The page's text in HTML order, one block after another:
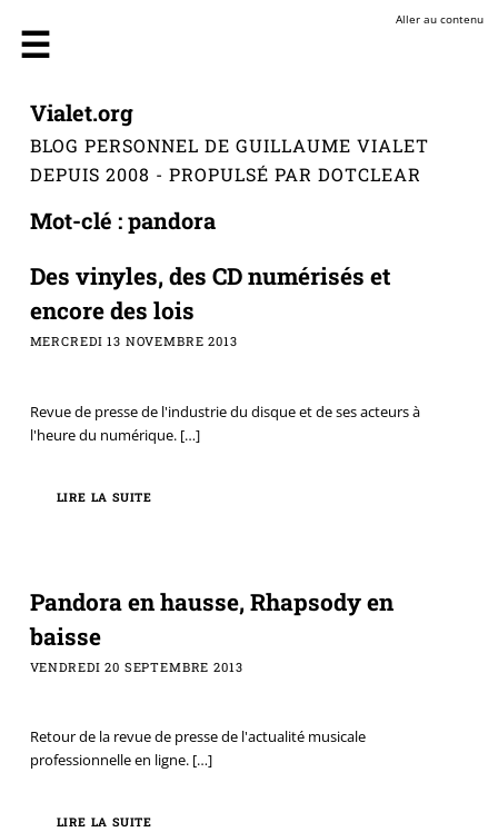
Aller au contenu
Vialet.org
BLOG PERSONNEL DE GUILLAUME VIALET
DEPUIS 2008 - PROPULSÉ PAR DOTCLEAR
Mot-clé : pandora
Des vinyles, des CD numérisés et
encore des lois
MERCREDI 13 NOVEMBRE 2013
Revue de presse de l'industrie du disque et de ses acteurs à
l'heure du numérique.[…]
LIRE LA SUITE
Pandora en hausse, Rhapsody en
baisse
VENDREDI 20 SEPTEMBRE 2013
Retour de la revue de presse de l'actualité musicale
professionnelle en ligne.[…]
LIRE LA SUITE